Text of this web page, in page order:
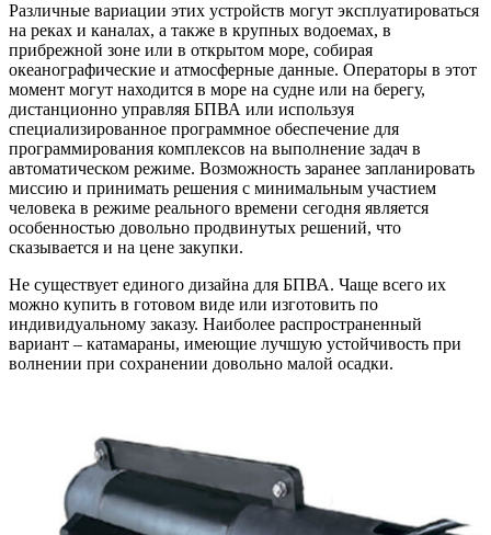
Различные вариации этих устройств могут эксплуатироваться
на реках и каналах, а также в крупных водоемах, в
прибрежной зоне или в открытом море, собирая
океанографические и атмосферные данные. Операторы в этот
момент могут находится в море на судне или на берегу,
дистанционно управляя БПВА или используя
специализированное программное обеспечение для
программирования комплексов на выполнение задач в
автоматическом режиме. Возможность заранее запланировать
миссию и принимать решения с минимальным участием
человека в режиме реального времени сегодня является
особенностью довольно продвинутых решений, что
сказывается и на цене закупки.
Не существует единого дизайна для БПВА. Чаще всего их
можно купить в готовом виде или изготовить по
индивидуальному заказу. Наиболее распространенный
вариант – катамараны, имеющие лучшую устойчивость при
волнении при сохранении довольно малой осадки.